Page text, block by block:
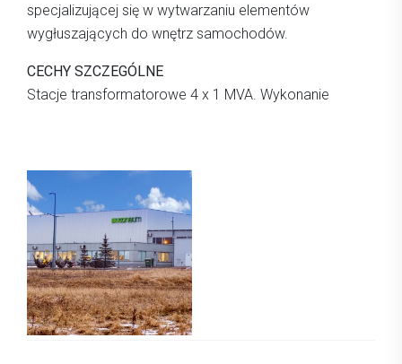
specjalizującej się w wytwarzaniu elementów
wygłuszających do wnętrz samochodów.
CECHY SZCZEGÓLNE
Stacje transformatorowe 4 x 1 MVA. Wykonanie